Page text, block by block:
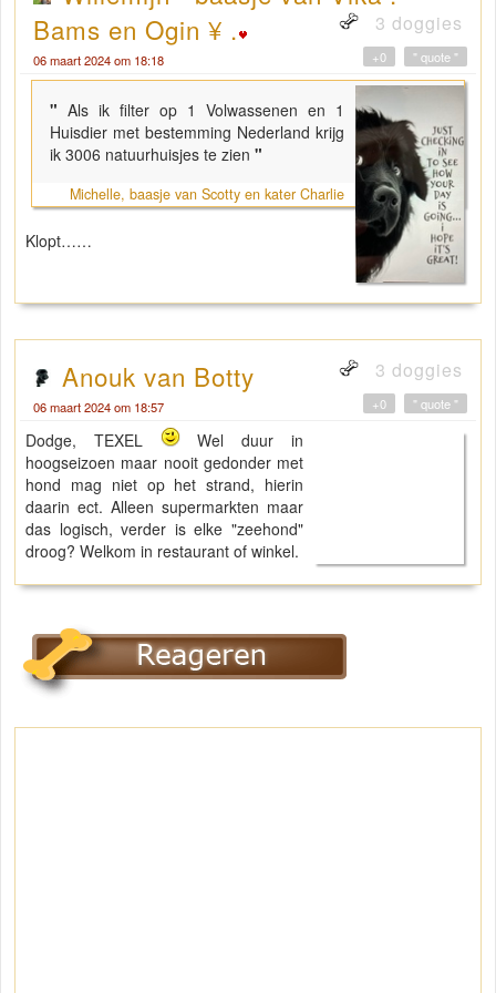
Bams en Ogin ¥ .
3 doggies
06 maart 2024 om 18:18 " quote "
+0
" Als ik filter op 1 Volwassenen en 1
Huisdier met bestemming Nederland krijg
ik 3006 natuurhuisjes te zien "
Michelle, baasje van Scotty en kater Charlie
Klopt……
Anouk van Botty 3 doggies
06 maart 2024 om 18:57 " quote "
+0
Dodge, TEXEL
Wel duur in
hoogseizoen maar nooit gedonder met
hond mag niet op het strand, hierin
daarin ect. Alleen supermarkten maar
das logisch, verder is elke "zeehond"
droog? Welkom in restaurant of winkel.